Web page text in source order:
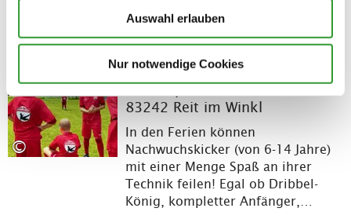
Auswahl erlauben
Nur notwendige Cookies
©
Fußballcamp
83242 Reit im Winkl
In den Ferien können
Nachwuchskicker (von 6-14 Jahre)
mit einer Menge Spaß an ihrer
Technik feilen! Egal ob Dribbel-
König, kompletter Anfänger,…